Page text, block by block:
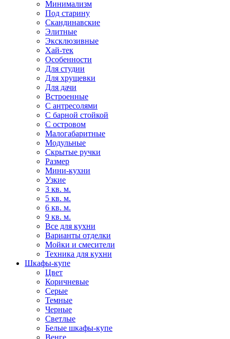
Минимализм
Под старину
Скандинавские
Элитные
Эксклюзивные
Хай-тек
Особенности
Для студии
Для хрущевки
Для дачи
Встроенные
С антресолями
С барной стойкой
С островом
Малогабаритные
Модульные
Скрытые ручки
Размер
Мини-кухни
Узкие
3 кв. м.
5 кв. м.
6 кв. м.
9 кв. м.
Все для кухни
Варианты отделки
Мойки и смесители
Техника для кухни
Шкафы-купе
Цвет
Коричневые
Серые
Темные
Черные
Светлые
Белые шкафы-купе
Венге